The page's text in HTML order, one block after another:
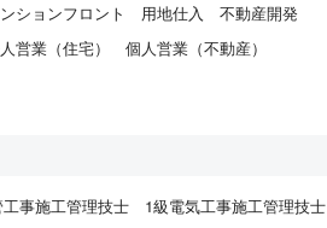
ションフロント 用地仕入
不動産開発
営業（住宅）
個人営業（不動産）
事施工管理技士
1級電気工事施工管理技士